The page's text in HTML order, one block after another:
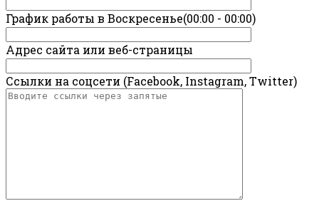
График работы в Воскресенье(00:00 - 00:00)
Адрес сайта или веб-страницы
Ссылки на соцсети (Facebook, Instagram, Twitter)